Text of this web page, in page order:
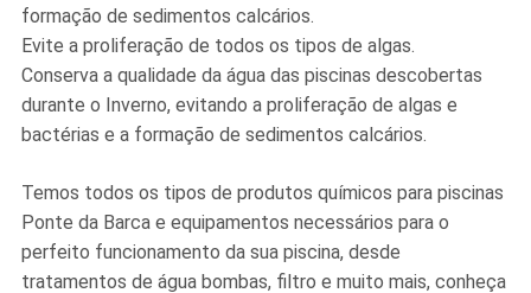
formação de sedimentos calcários.
Evite a proliferação de todos os tipos de algas.
Conserva a qualidade da água das piscinas descobertas
durante o Inverno, evitando a proliferação de algas e
bactérias e a formação de sedimentos calcários.
Temos todos os tipos de produtos químicos para piscinas
Ponte da Barca e equipamentos necessários para o
perfeito funcionamento da sua piscina, desde
tratamentos de água bombas, filtro e muito mais, conheça